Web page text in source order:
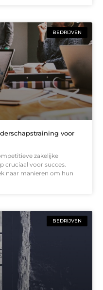
BEDRIJVEN
voor
zakelijke
cruciaal voor succes.
naar manieren om hun
BEDRIJVEN